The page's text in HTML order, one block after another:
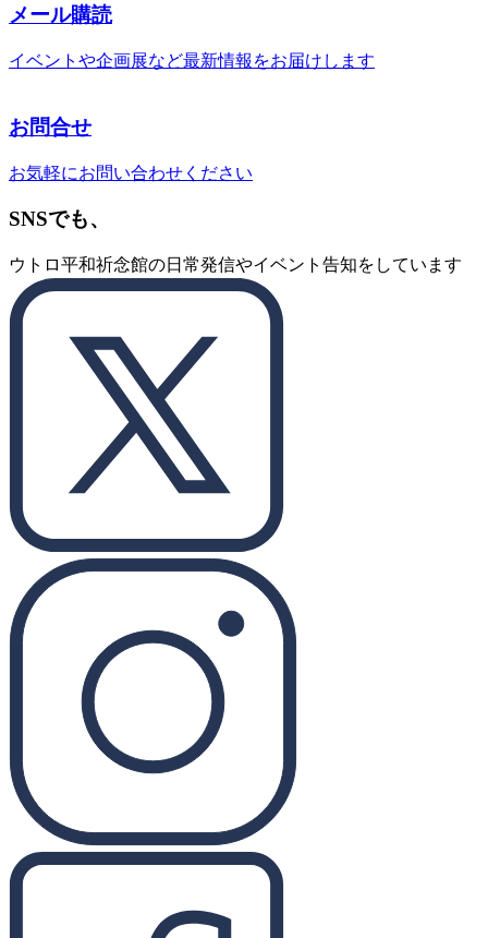
メール購読
イベントや企画展など最新情報をお届けします
お問合せ
お気軽にお問い合わせください
SNSでも、
ウトロ平和祈念館の日常発信やイベント告知をしています